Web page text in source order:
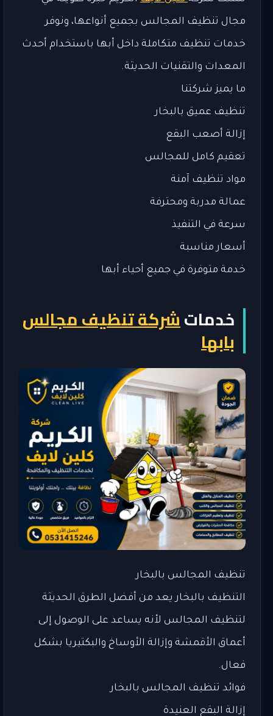
مجال تنظيف المجالس بجميع أنواعها، ونوفر
خدمات تنظيف متكاملة داخل أبها باستخدام أحدث
المعدات والتقنيات الحديثة.
ما يميز شركتنا
تنظيف عميق بالبخار
إزالة أصعب البقع
تعقيم كامل للمجالس
مواد تنظيف آمنة
عمالة مدربة ومحترفة
سرعة في التنفيذ
أسعار مناسبة
خدمة متوفرة في جميع أحياء أبها
خدماتشركة تنظيف مجالس
بابها
تنظيف المجالس بالبخار
التنظيف بالبخار يعد من أفضل الطرق الحديثة
لتنظيف المجالس لأنه يساعد على الوصول إلى
أعماق الأقمشة وإزالة الأوساخ والبكتيريا بشكل
فعال.
فوائد تنظيف المجالس بالبخار
إزالة البقع العنيدة